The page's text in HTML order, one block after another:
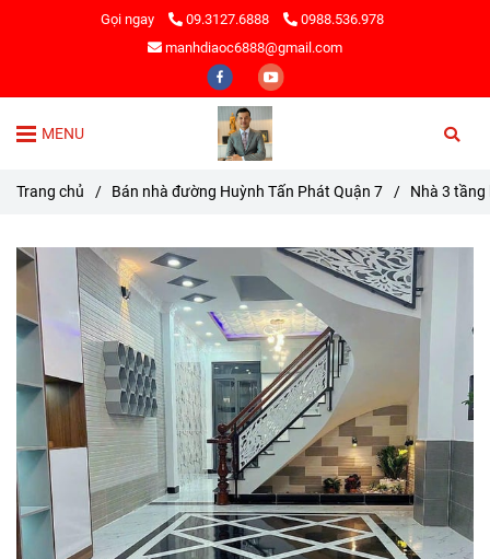
Gọi ngay 09.3127.6888
0988.536.978
manhdiaoc6888@gmail.com
MENU
Trang chủ / Bán nhà đường Huỳnh Tấn Phát Quận 7 / Nhà 3 tầng